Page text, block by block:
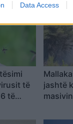
Data Access
të
të
jashtë